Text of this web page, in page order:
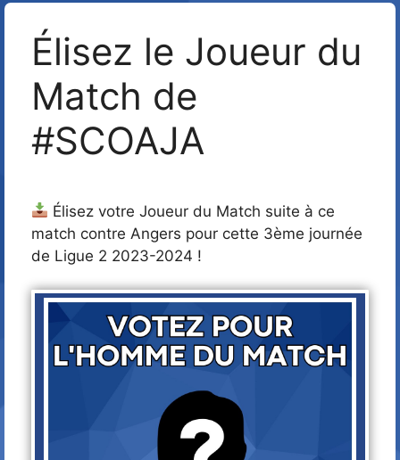
Élisez le Joueur du
Match de
#SCOAJA
Élisez votre Joueur du Match suite à ce
match contre Angers pour cette 3ème journée
de Ligue 2 2023-2024 !